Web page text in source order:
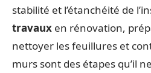
stabilité et l’étanchéité de
travaux en rénovation,
nettoyer les feuillures et
murs sont des étapes qu’il